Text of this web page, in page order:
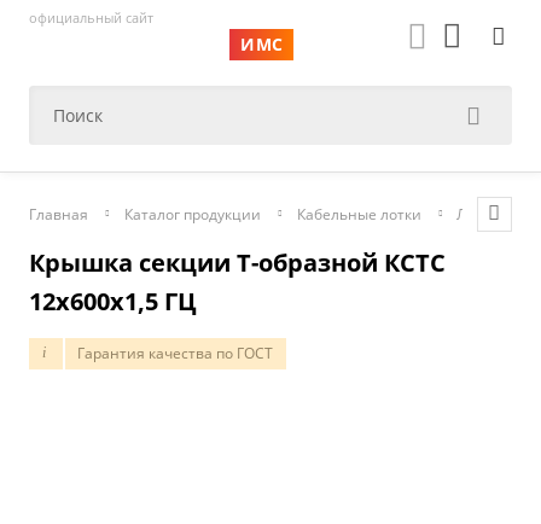
официальный сайт
ИМС
Главная Каталог продукции Кабельные лотки
Крышка секции T-образной КСТС
12х600х1,5 ГЦ
i Гарантия качества по ГОСТ